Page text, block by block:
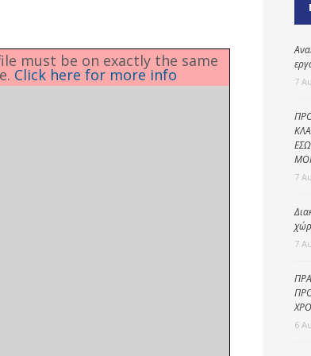
Δημοτική
αστυνομία
must be on exactly the same
Click here for more info 7
7
7
6